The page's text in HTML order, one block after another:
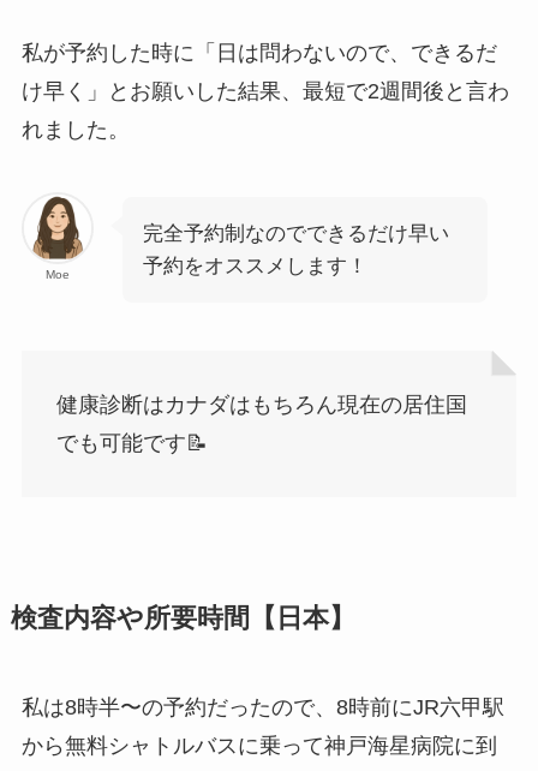
私が予約した時に「日は問わないので、できるだ
け早く」とお願いした結果、最短で2週間後と言わ
れました。
Moe
完全予約制なのでできるだけ早い
予約をオススメします！
健康診断はカナダはもちろん現在の居住国
でも可能です📝
検査内容や所要時間【日本】
私は8時半〜の予約だったので、8時前にJR六甲駅
から無料シャトルバスに乗って神戸海星病院に到